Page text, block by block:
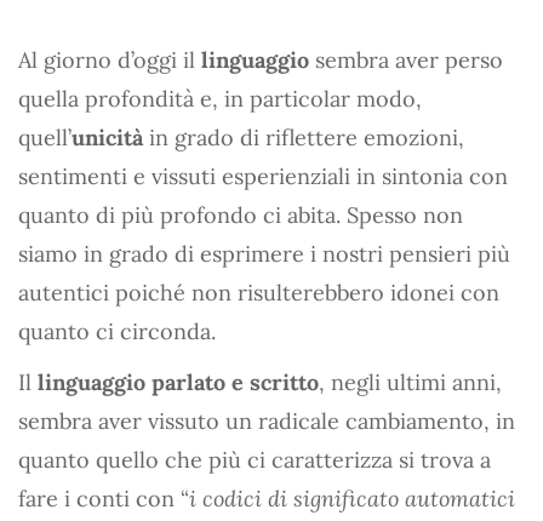
Al giorno d’oggi il linguaggio sembra aver perso
quella profondità e, in particolar modo,
quell’unicità in grado di riflettere emozioni,
sentimenti e vissuti esperienziali in sintonia con
quanto di più profondo ci abita. Spesso non
siamo in grado di esprimere i nostri pensieri più
autentici poiché non risulterebbero idonei con
quanto ci circonda.
Il linguaggio parlato e scritto, negli ultimi anni,
sembra aver vissuto un radicale cambiamento, in
quanto quello che più ci caratterizza si trova a
fare i conti con “i codici di significato automatici